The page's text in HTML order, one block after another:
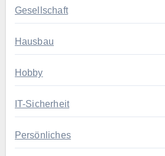
Gesellschaft
Hausbau
Hobby
IT-Sicherheit
Persönliches